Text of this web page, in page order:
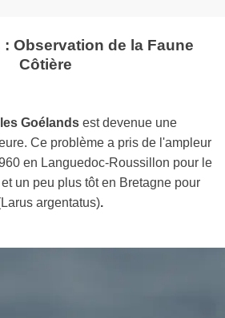
Observation de la Faune
Côtière
les Goélands est devenue une
Ce problème a pris de l'ampleur
en Languedoc-Roussillon pour le
un peu plus tôt en Bretagne pour
argentatus).